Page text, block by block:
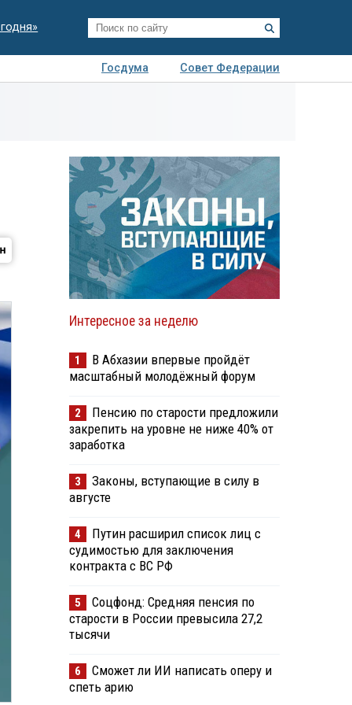
Госдума
Совет Федерации
Интересное за неделю
1
В Абхазии впервые пройдёт
масштабный молодёжный форум
2
Пенсию по старости предложили
закрепить на уровне не ниже 40% от
заработка
3
Законы, вступающие в силу в
августе
4
Путин расширил список лиц с
судимостью для заключения
контракта с ВС РФ
5
Соцфонд: Средняя пенсия по
старости в России превысила 27,2
тысячи
6
Сможет ли ИИ написать оперу и
спеть арию